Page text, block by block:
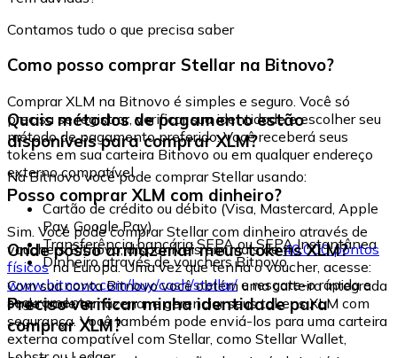
Contamos tudo o que precisa saber
Como posso comprar Stellar na Bitnovo?
Comprar XLM na Bitnovo é simples e seguro. Você só
precisa se registrar, verificar sua identidade e escolher seu
método de pagamento preferido. Você receberá seus
tokens em sua carteira Bitnovo ou em qualquer endereço
externo compatível.
Quais métodos de pagamento estão
disponíveis para comprar XLM?
Na Bitnovo você pode comprar Stellar usando:
Cartão de crédito ou débito (Visa, Mastercard, Apple
Pay, Google Pay)
Transferência bancária SEPA ou SEPA Instantânea
Dinheiro através de vouchers Bitnovo
Posso comprar XLM com dinheiro?
Sim. Você pode comprar Stellar com dinheiro através de
vouchers Bitnovo, disponíveis em mais de40.000 pontos
físicosna Europa. Uma vez que tenha o voucher, acesse:
www.bitnovo.com/buy/cash/stellar/ e resgate-o rápida e
seguramente.
Onde posso armazenar meus tokens XLM?
Com sua conta Bitnovo você obtém uma carteira integrada
onde pode armazenar e gerenciar seus tokens XLM com
segurança. Você também pode enviá-los para uma carteira
externa compatível com Stellar, como Stellar Wallet,
Preciso verificar minha identidade para
comprar XLM?